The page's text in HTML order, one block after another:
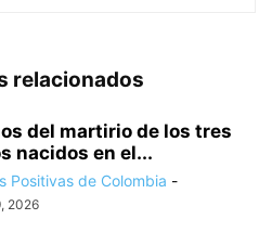
relacionados
del martirio de los tres
nacidos en el...
Positivas de Colombia -
2026